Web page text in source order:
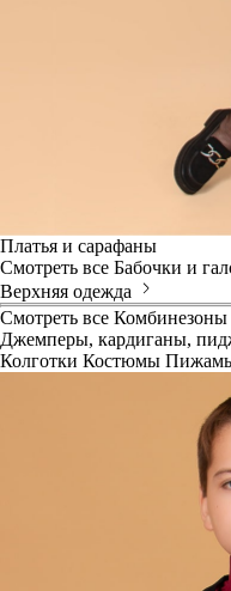
Платья и сарафаны
Смотреть все Бабочки и
Верхняя одежда
Смотреть все Комбинезоны
Джемперы, кардиганы,
Колготки Костюмы